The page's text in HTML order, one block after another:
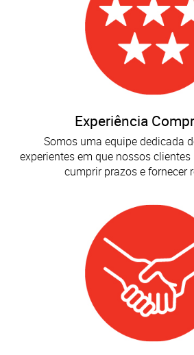
Experiência
Somos uma equipe dedicada
experientes em que nossos
cumprir prazos e fornecer